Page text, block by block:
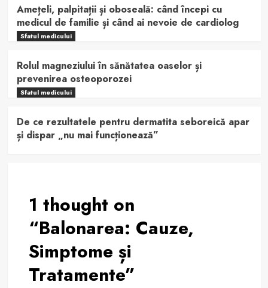
Amețeli, palpitații și oboseală: când începi cu
medicul de familie și când ai nevoie de cardiolog
Sfatul medicului
Rolul magneziului în sănătatea oaselor și
prevenirea osteoporozei
Sfatul medicului
De ce rezultatele pentru dermatita seboreică apar
și dispar „nu mai funcționează”
1 thought on
“Balonarea: Cauze,
Simptome și
Tratamente”